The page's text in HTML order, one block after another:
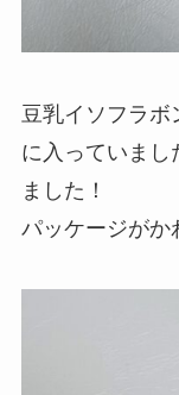
豆乳イソフラボ
に入っていまし
ました！
パッケージがか